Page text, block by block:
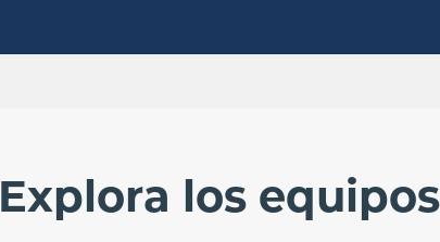
Explora los